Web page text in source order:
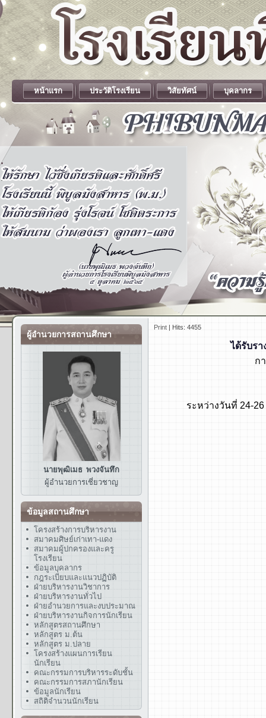
.
.
หน้าแรก ประวัติโรงเรียน วิสัยทัศน์ บุคลากร
ผู้อำนวยการสถานศึกษา
นายพุฒิเมธ พวงจันทึก
ผู้อำนวยการเชี่ยวชาญ
ข้อมูลสถานศึกษา
โครงสร้างการบริหารงาน
สมาคมศิษย์เก่าเทา-แดง
สมาคมผู้ปกครองและครู
โรงเรียน
ข้อมูลบุคลากร
กฎระเบียบและแนวปฏิบัติ
ฝ่ายบริหารงานวิชาการ
ฝ่ายบริหารงานทั่วไป
ฝ่ายอำนวยการและงบประมาณ
ฝ่ายบริหารงานกิจการนักเรียน
หลักสูตรสถานศึกษา
หลักสูตร ม.ต้น
หลักสูตร ม.ปลาย
โครงสร้างแผนการเรียน
นักเรียน
คณะกรรมการบริหารระดับชั้น
คณะกรรมการสภานักเรียน
ข้อมูลนักเรียน
สถิติจำนวนนักเรียน
Print | Hits: 4455
ได้รับร
ก
ระหว่างวันที่ 24-